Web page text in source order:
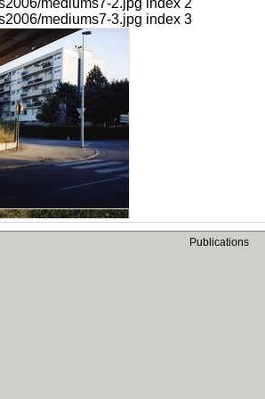
mediums7-2.jpg index 2
mediums7-3.jpg index 3
Publications